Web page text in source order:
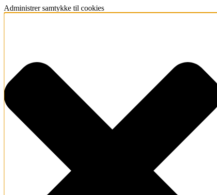
Administrer samtykke til cookies